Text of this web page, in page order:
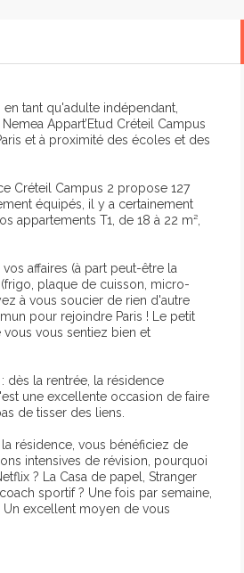
tant qu'adulte indépendant,
Appart’Etud Créteil Campus
et à proximité des écoles et des
Créteil Campus 2 propose 127
équipés, il y a certainement
appartements T1, de 18 à 22 m²,
affaires (à part peut-être la
plaque de cuisson, micro-
à vous soucier de rien d'autre
pour rejoindre Paris ! Le petit
vous sentiez bien et
dès la rentrée, la résidence
une excellente occasion de faire
de tisser des liens.
résidence, vous bénéficiez de
intensives de révision, pourquoi
? La Casa de papel, Stranger
sportif ? Une fois par semaine,
excellent moyen de vous